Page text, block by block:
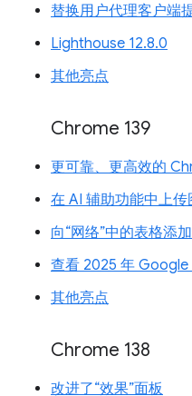
替换用户代理客户端
Lighthouse 12.8.0
其他亮点
Chrome 139
更可靠、更高效的
在 AI 辅助功能中上
向“网络”中的表格添
查看 2025 年 Google
其他亮点
Chrome 138
改进了“效果”面板